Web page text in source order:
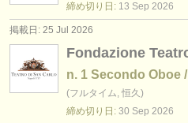
出版社:
掲載方法
find out about our ATS
faq
締め切り日: 13 Sep 2026
掲載日: 25 Jul 2026
Fondazione
n. 1 Secondo Oboe
(フルタイム, 恒久)
締め切り日: 30 Sep 2026